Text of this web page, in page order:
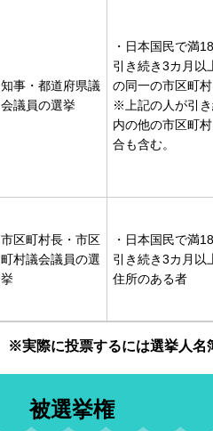
知事・都道府県議
会議員の選挙
・日本国民で満
引き続き3カ月以
の同一の市区町
※上記の人が引
内の他の市区町
合も含む。
市区町村長・市区
町村議会議員の選
挙
・日本国民で満
引き続き3カ月以
住所のある者
※実際に投票するには選挙人名
被選挙権